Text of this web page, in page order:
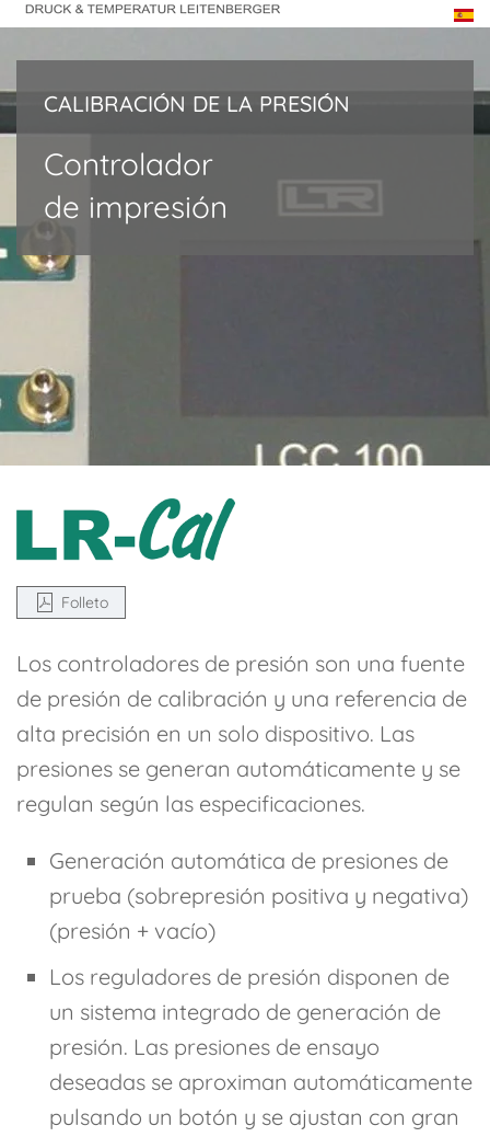
CALIBRACIÓN DE LA PRESIÓN
Controlador
de impresión
Folleto
Los controladores de presión son una fuente
de presión de calibración y una referencia de
alta precisión en un solo dispositivo. Las
presiones se generan automáticamente y se
regulan según las especificaciones.
Generación automática de presiones de
prueba (sobrepresión positiva y negativa)
(presión + vacío)
Los reguladores de presión disponen de
un sistema integrado de generación de
presión. Las presiones de ensayo
deseadas se aproximan automáticamente
pulsando un botón y se ajustan con gran